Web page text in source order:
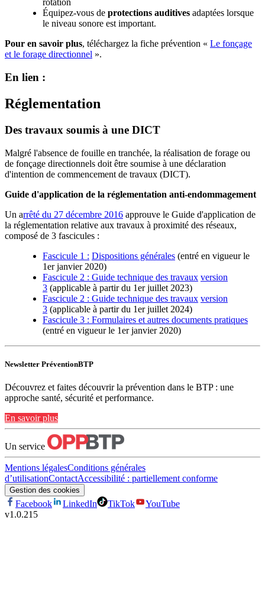
rotation
Équipez-vous de protections auditives adaptées lorsque
le niveau sonore est important.
Pour en savoir plus, téléchargez la fiche prévention « Le fonçage
et le forage directionnel ».
En lien :
Réglementation
Des travaux soumis à une DICT
Malgré l'absence de fouille en tranchée, la réalisation de forage ou
de fonçage directionnels doit être soumise à une déclaration
d'intention de commencement de travaux (DICT).
Guide d'application de la réglementation anti-endommagement
Un arrêté du 27 décembre 2016 approuve le Guide d'application de
la réglementation relative aux travaux à proximité des réseaux,
composé de 3 fascicules :
Fascicule 1 : Dispositions générales (entré en vigueur le
1er janvier 2020)
Fascicule 2 : Guide technique des travaux version
3 (applicable à partir du 1er juillet 2023)
Fascicule 2 : Guide technique des travaux version
3 (applicable à partir du 1er juillet 2024)
Fascicule 3 : Formulaires et autres documents pratiques
(entré en vigueur le 1er janvier 2020)
Newsletter PréventionBTP
Découvrez et faites découvrir la prévention dans le BTP : une
approche santé, sécurité et performance.
En savoir plus
Un service
Mentions légalesConditions générales
d’utilisationContactAccessibilité : partiellement conforme
Gestion des cookies
Facebook LinkedIn TikTok
YouTube
v1.0.215